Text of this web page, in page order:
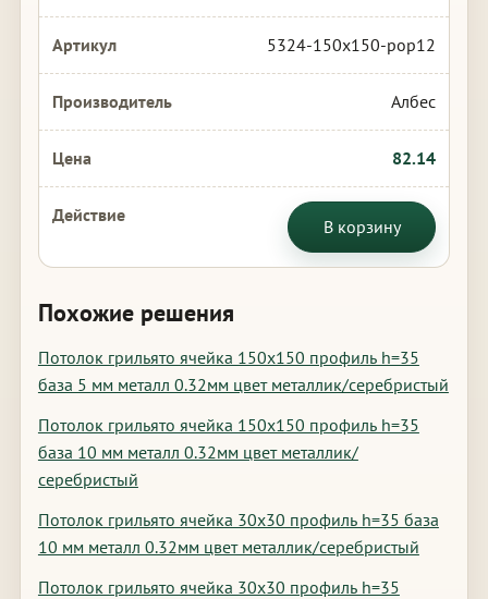
5324-150x150-pop12
Албес
82.14
В корзину
Похожие решения
Потолок грильято ячейка 150х150 профиль h=35
база 5 мм металл 0.32мм цвет металлик/серебристый
Потолок грильято ячейка 150х150 профиль h=35
база 10 мм металл 0.32мм цвет металлик/
серебристый
Потолок грильято ячейка 30х30 профиль h=35 база
10 мм металл 0.32мм цвет металлик/серебристый
Потолок грильято ячейка 30х30 профиль h=35